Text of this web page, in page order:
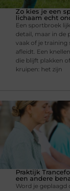
Zo kies je een
lichaam echt
Een sportbroek
detail, maar in de
vaak of je training
afleidt. Een
die blijft plakken
kruipen: het zijn
Praktijk
een andere
Word je